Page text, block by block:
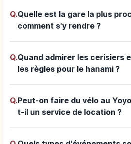
Q.Quelle est la gare la plus
comment s'y rendre ?
Q.Quand admirer les cerisiers
les règles pour le hanami ?
Q.Peut-on faire du vélo au
t-il un service de location ?